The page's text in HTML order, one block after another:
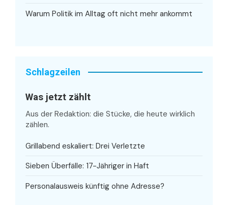
Warum Politik im Alltag oft nicht mehr ankommt
Schlagzeilen
Was jetzt zählt
Aus der Redaktion: die Stücke, die heute wirklich
zählen.
Grillabend eskaliert: Drei Verletzte
Sieben Überfälle: 17-Jähriger in Haft
Personalausweis künftig ohne Adresse?